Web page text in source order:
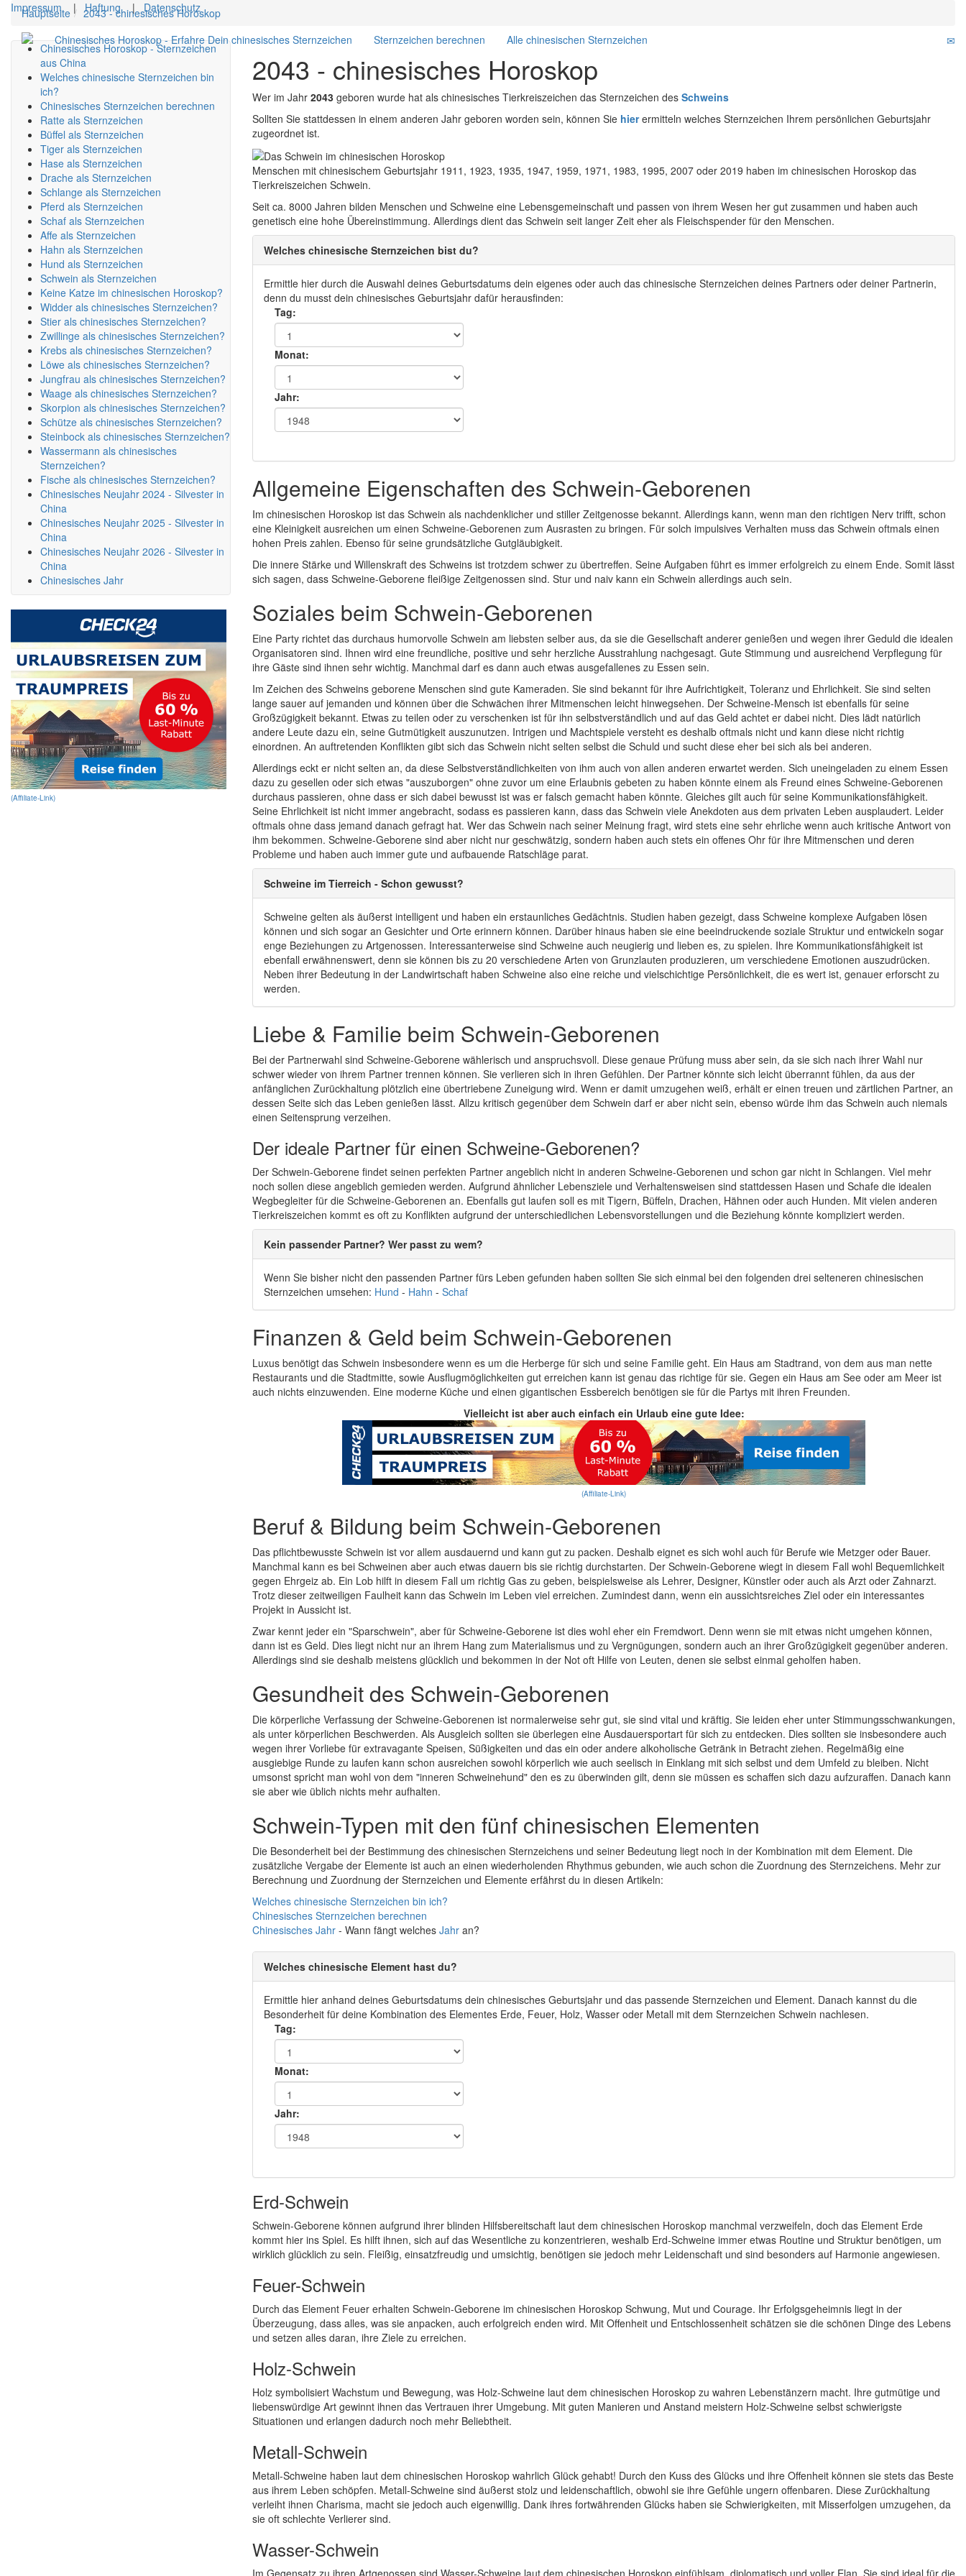
Impressum|Haftung| Datenschutz
Chinesisches Horoskop - Erfahre Dein chinesisches Sternzeichen Sternzeichen berechnen Alle chinesischen Sternzeichen
Hauptseite 2043 - chinesisches Horoskop
Chinesisches Horoskop - Sternzeichen
aus China
Welches chinesische Sternzeichen bin
ich?
Chinesisches Sternzeichen berechnen
Ratte als Sternzeichen
Büffel als Sternzeichen
Tiger als Sternzeichen
Hase als Sternzeichen
Drache als Sternzeichen
Schlange als Sternzeichen
Pferd als Sternzeichen
Schaf als Sternzeichen
Affe als Sternzeichen
Hahn als Sternzeichen
Hund als Sternzeichen
Schwein als Sternzeichen
Keine Katze im chinesischen Horoskop?
Widder als chinesisches Sternzeichen?
Stier als chinesisches Sternzeichen?
Zwillinge als chinesisches Sternzeichen?
Krebs als chinesisches Sternzeichen?
Löwe als chinesisches Sternzeichen?
Jungfrau als chinesisches Sternzeichen?
Waage als chinesisches Sternzeichen?
Skorpion als chinesisches Sternzeichen?
Schütze als chinesisches Sternzeichen?
Steinbock als chinesisches Sternzeichen?
Wassermann als chinesisches
Sternzeichen?
Fische als chinesisches Sternzeichen?
Chinesisches Neujahr 2024 - Silvester in
China
Chinesisches Neujahr 2025 - Silvester in
China
Chinesisches Neujahr 2026 - Silvester in
China
Chinesisches Jahr
(Affiliate-Link)
2043 - chinesisches Horoskop
Wer im Jahr 2043 geboren wurde hat als chinesisches Tierkreiszeichen das Sternzeichen des Schweins
Sollten Sie stattdessen in einem anderen Jahr geboren worden sein, können Sie hierermitteln welches Sternzeichen Ihrem persönlichen Geburtsjahr
zugeordnet ist.
Menschen mit chinesischem Geburtsjahr 1911, 1923, 1935, 1947, 1959, 1971, 1983, 1995, 2007 oder 2019 haben im chinesischen Horoskop das
Tierkreiszeichen Schwein.
Seit ca. 8000 Jahren bilden Menschen und Schweine eine Lebensgemeinschaft und passen von ihrem Wesen her gut zusammen und haben auch
genetisch eine hohe Übereinstimmung. Allerdings dient das Schwein seit langer Zeit eher als Fleischspender für den Menschen.
Welches chinesische Sternzeichen bist du?
Ermittle hier durch die Auswahl deines Geburtsdatums dein eigenes oder auch das chinesische Sternzeichen deines Partners oder deiner Partnerin,
denn du musst dein chinesisches Geburtsjahr dafür herausfinden:
Tag:
Monat:
Jahr:
Allgemeine Eigenschaften des Schwein-Geborenen
Im chinesischen Horoskop ist das Schwein als nachdenklicher und stiller Zeitgenosse bekannt. Allerdings kann, wenn man den richtigen Nerv trifft, schon
eine Kleinigkeit ausreichen um einen Schweine-Geborenen zum Ausrasten zu bringen. Für solch impulsives Verhalten muss das Schwein oftmals einen
hohen Preis zahlen. Ebenso für seine grundsätzliche Gutgläubigkeit.
Die innere Stärke und Willenskraft des Schweins ist trotzdem schwer zu übertreffen. Seine Aufgaben führt es immer erfolgreich zu einem Ende. Somit lässt
sich sagen, dass Schweine-Geborene fleißige Zeitgenossen sind. Stur und naiv kann ein Schwein allerdings auch sein.
Soziales beim Schwein-Geborenen
Eine Party richtet das durchaus humorvolle Schwein am liebsten selber aus, da sie die Gesellschaft anderer genießen und wegen ihrer Geduld die idealen
Organisatoren sind. Ihnen wird eine freundliche, positive und sehr herzliche Ausstrahlung nachgesagt. Gute Stimmung und ausreichend Verpflegung für
ihre Gäste sind ihnen sehr wichtig. Manchmal darf es dann auch etwas ausgefallenes zu Essen sein.
Im Zeichen des Schweins geborene Menschen sind gute Kameraden. Sie sind bekannt für ihre Aufrichtigkeit, Toleranz und Ehrlichkeit. Sie sind selten
lange sauer auf jemanden und können über die Schwächen ihrer Mitmenschen leicht hinwegsehen. Der Schweine-Mensch ist ebenfalls für seine
Großzügigkeit bekannt. Etwas zu teilen oder zu verschenken ist für ihn selbstverständlich und auf das Geld achtet er dabei nicht. Dies lädt natürlich
andere Leute dazu ein, seine Gutmütigkeit auszunutzen. Intrigen und Machtspiele versteht es deshalb oftmals nicht und kann diese nicht richtig
einordnen. An auftretenden Konflikten gibt sich das Schwein nicht selten selbst die Schuld und sucht diese eher bei sich als bei anderen.
Allerdings eckt er nicht selten an, da diese Selbstverständlichkeiten von ihm auch von allen anderen erwartet werden. Sich uneingeladen zu einem Essen
dazu zu gesellen oder sich etwas "auszuborgen" ohne zuvor um eine Erlaubnis gebeten zu haben könnte einem als Freund eines Schweine-Geborenen
durchaus passieren, ohne dass er sich dabei bewusst ist was er falsch gemacht haben könnte. Gleiches gilt auch für seine Kommunikationsfähigkeit.
Seine Ehrlichkeit ist nicht immer angebracht, sodass es passieren kann, dass das Schwein viele Anekdoten aus dem privaten Leben ausplaudert. Leider
oftmals ohne dass jemand danach gefragt hat. Wer das Schwein nach seiner Meinung fragt, wird stets eine sehr ehrliche wenn auch kritische Antwort von
ihm bekommen. Schweine-Geborene sind aber nicht nur geschwätzig, sondern haben auch stets ein offenes Ohr für ihre Mitmenschen und deren
Probleme und haben auch immer gute und aufbauende Ratschläge parat.
Schweine im Tierreich - Schon gewusst?
Schweine gelten als äußerst intelligent und haben ein erstaunliches Gedächtnis. Studien haben gezeigt, dass Schweine komplexe Aufgaben lösen
können und sich sogar an Gesichter und Orte erinnern können. Darüber hinaus haben sie eine beeindruckende soziale Struktur und entwickeln sogar
enge Beziehungen zu Artgenossen. Interessanterweise sind Schweine auch neugierig und lieben es, zu spielen. Ihre Kommunikationsfähigkeit ist
ebenfall erwähnenswert, denn sie können bis zu 20 verschiedene Arten von Grunzlauten produzieren, um verschiedene Emotionen auszudrücken.
Neben ihrer Bedeutung in der Landwirtschaft haben Schweine also eine reiche und vielschichtige Persönlichkeit, die es wert ist, genauer erforscht zu
werden.
Liebe & Familie beim Schwein-Geborenen
Bei der Partnerwahl sind Schweine-Geborene wählerisch und anspruchsvoll. Diese genaue Prüfung muss aber sein, da sie sich nach ihrer Wahl nur
schwer wieder von ihrem Partner trennen können. Sie verlieren sich in ihren Gefühlen. Der Partner könnte sich leicht überrannt fühlen, da aus der
anfänglichen Zurückhaltung plötzlich eine übertriebene Zuneigung wird. Wenn er damit umzugehen weiß, erhält er einen treuen und zärtlichen Partner, an
dessen Seite sich das Leben genießen lässt. Allzu kritisch gegenüber dem Schwein darf er aber nicht sein, ebenso würde ihm das Schwein auch niemals
einen Seitensprung verzeihen.
Der ideale Partner für einen Schweine-Geborenen?
Der Schwein-Geborene findet seinen perfekten Partner angeblich nicht in anderen Schweine-Geborenen und schon gar nicht in Schlangen. Viel mehr
noch sollen diese angeblich gemieden werden. Aufgrund ähnlicher Lebensziele und Verhaltensweisen sind stattdessen Hasen und Schafe die idealen
Wegbegleiter für die Schweine-Geborenen an. Ebenfalls gut laufen soll es mit Tigern, Büffeln, Drachen, Hähnen oder auch Hunden. Mit vielen anderen
Tierkreiszeichen kommt es oft zu Konflikten aufgrund der unterschiedlichen Lebensvorstellungen und die Beziehung könnte kompliziert werden.
Kein passender Partner? Wer passt zu wem?
Wenn Sie bisher nicht den passenden Partner fürs Leben gefunden haben sollten Sie sich einmal bei den folgenden drei selteneren chinesischen
Sternzeichen umsehen: Hund - Hahn - Schaf
Finanzen & Geld beim Schwein-Geborenen
Luxus benötigt das Schwein insbesondere wenn es um die Herberge für sich und seine Familie geht. Ein Haus am Stadtrand, von dem aus man nette
Restaurants und die Stadtmitte, sowie Ausflugmöglichkeiten gut erreichen kann ist genau das richtige für sie. Gegen ein Haus am See oder am Meer ist
auch nichts einzuwenden. Eine moderne Küche und einen gigantischen Essbereich benötigen sie für die Partys mit ihren Freunden.
Vielleicht ist aber auch einfach ein Urlaub eine gute Idee:
(Affiliate-Link)
Beruf & Bildung beim Schwein-Geborenen
Das pflichtbewusste Schwein ist vor allem ausdauernd und kann gut zu packen. Deshalb eignet es sich wohl auch für Berufe wie Metzger oder Bauer.
Manchmal kann es bei Schweinen aber auch etwas dauern bis sie richtig durchstarten. Der Schwein-Geborene wiegt in diesem Fall wohl Bequemlichkeit
gegen Ehrgeiz ab. Ein Lob hilft in diesem Fall um richtig Gas zu geben, beispielsweise als Lehrer, Designer, Künstler oder auch als Arzt oder Zahnarzt.
Trotz dieser zeitweiligen Faulheit kann das Schwein im Leben viel erreichen. Zumindest dann, wenn ein aussichtsreiches Ziel oder ein interessantes
Projekt in Aussicht ist.
Zwar kennt jeder ein "Sparschwein", aber für Schweine-Geborene ist dies wohl eher ein Fremdwort. Denn wenn sie mit etwas nicht umgehen können,
dann ist es Geld. Dies liegt nicht nur an ihrem Hang zum Materialismus und zu Vergnügungen, sondern auch an ihrer Großzügigkeit gegenüber anderen.
Allerdings sind sie deshalb meistens glücklich und bekommen in der Not oft Hilfe von Leuten, denen sie selbst einmal geholfen haben.
Gesundheit des Schwein-Geborenen
Die körperliche Verfassung der Schweine-Geborenen ist normalerweise sehr gut, sie sind vital und kräftig. Sie leiden eher unter Stimmungsschwankungen,
als unter körperlichen Beschwerden. Als Ausgleich sollten sie überlegen eine Ausdauersportart für sich zu entdecken. Dies sollten sie insbesondere auch
wegen ihrer Vorliebe für extravagante Speisen, Süßigkeiten und das ein oder andere alkoholische Getränk in Betracht ziehen. Regelmäßig eine
ausgiebige Runde zu laufen kann schon ausreichen sowohl körperlich wie auch seelisch in Einklang mit sich selbst und dem Umfeld zu bleiben. Nicht
umsonst spricht man wohl von dem "inneren Schweinehund" den es zu überwinden gilt, denn sie müssen es schaffen sich dazu aufzuraffen. Danach kann
sie aber wie üblich nichts mehr aufhalten.
Schwein-Typen mit den fünf chinesischen Elementen
Die Besonderheit bei der Bestimmung des chinesischen Sternzeichens und seiner Bedeutung liegt noch in der Kombination mit dem Element. Die
zusätzliche Vergabe der Elemente ist auch an einen wiederholenden Rhythmus gebunden, wie auch schon die Zuordnung des Sternzeichens. Mehr zur
Berechnung und Zuordnung der Sternzeichen und Elemente erfährst du in diesen Artikeln:
Welches chinesische Sternzeichen bin ich?
Chinesisches Sternzeichen berechnen
Chinesisches Jahr - Wann fängt welches Jahr an?
Welches chinesische Element hast du?
Ermittle hier anhand deines Geburtsdatums dein chinesisches Geburtsjahr und das passende Sternzeichen und Element. Danach kannst du die
Besonderheit für deine Kombination des Elementes Erde, Feuer, Holz, Wasser oder Metall mit dem Sternzeichen Schwein nachlesen.
Tag:
Monat:
Jahr:
Erd-Schwein
Schwein-Geborene können aufgrund ihrer blinden Hilfsbereitschaft laut dem chinesischen Horoskop manchmal verzweifeln, doch das Element Erde
kommt hier ins Spiel. Es hilft ihnen, sich auf das Wesentliche zu konzentrieren, weshalb Erd-Schweine immer etwas Routine und Struktur benötigen, um
wirklich glücklich zu sein. Fleißig, einsatzfreudig und umsichtig, benötigen sie jedoch mehr Leidenschaft und sind besonders auf Harmonie angewiesen.
Feuer-Schwein
Durch das Element Feuer erhalten Schwein-Geborene im chinesischen Horoskop Schwung, Mut und Courage. Ihr Erfolgsgeheimnis liegt in der
Überzeugung, dass alles, was sie anpacken, auch erfolgreich enden wird. Mit Offenheit und Entschlossenheit schätzen sie die schönen Dinge des Lebens
und setzen alles daran, ihre Ziele zu erreichen.
Holz-Schwein
Holz symbolisiert Wachstum und Bewegung, was Holz-Schweine laut dem chinesischen Horoskop zu wahren Lebenstänzern macht. Ihre gutmütige und
liebenswürdige Art gewinnt ihnen das Vertrauen ihrer Umgebung. Mit guten Manieren und Anstand meistern Holz-Schweine selbst schwierigste
Situationen und erlangen dadurch noch mehr Beliebtheit.
Metall-Schwein
Metall-Schweine haben laut dem chinesischen Horoskop wahrlich Glück gehabt! Durch den Kuss des Glücks und ihre Offenheit können sie stets das Beste
aus ihrem Leben schöpfen. Metall-Schweine sind äußerst stolz und leidenschaftlich, obwohl sie ihre Gefühle ungern offenbaren. Diese Zurückhaltung
verleiht ihnen Charisma, macht sie jedoch auch eigenwillig. Dank ihres fortwährenden Glücks haben sie Schwierigkeiten, mit Misserfolgen umzugehen, da
sie oft schlechte Verlierer sind.
Wasser-Schwein